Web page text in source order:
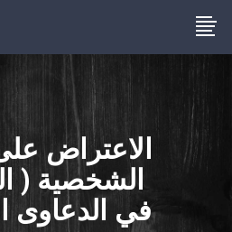
الاعتراض
الشخصية (
في الدعاوى